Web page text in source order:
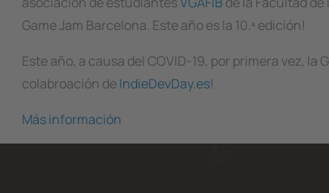
Game Jam Barcelona. Este año es la 10.ª edición!
Este año, a causa del COVID-19, por primera vez,
colabroación deIndieDevDay.es!
Más información